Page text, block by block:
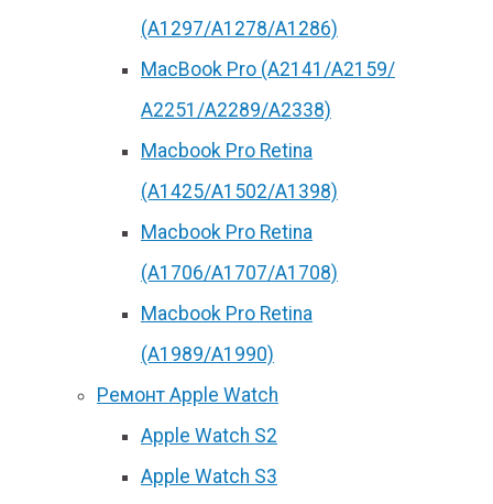
(A1297/A1278/A1286)
MacBook Pro (А2141/А2159/
А2251/A2289/A2338)
Macbook Pro Retina
(А1425/A1502/A1398)
Macbook Pro Retina
(А1706/A1707/A1708)
Macbook Pro Retina
(А1989/A1990)
Ремонт Apple Watch
Apple Watch S2
Apple Watch S3